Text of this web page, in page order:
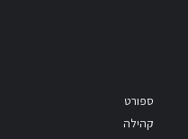
ספורט
קהילה